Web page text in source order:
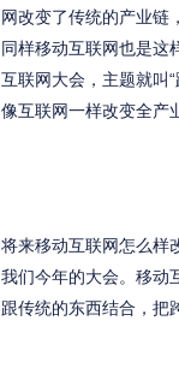
网改变了传统的产业链
同样移动互联网也是这
互联网大会，主题就叫
像互联网一样改变全产
将来移动互联网怎么样
我们今年的大会。移动
跟传统的东西结合，把